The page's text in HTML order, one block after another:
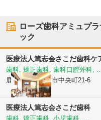
ローズ歯科アミュプ
ック
医療法人篤志会さこだ歯科ケ
歯科, 矯正歯科, 歯科口腔外科, ...
鹿児島県鹿児島市中央町21-6
医療法人篤志会さこだ歯科
歯科, 矯正歯科, 小児歯科, ...